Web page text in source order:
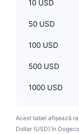
10 USD
50 USD
100 USD
500 USD
1000 USD
Acest tabel afișează
Dollar (USD) în